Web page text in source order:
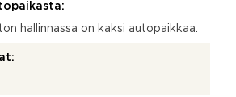
hallinnassa on kaksi autopaikkaa.